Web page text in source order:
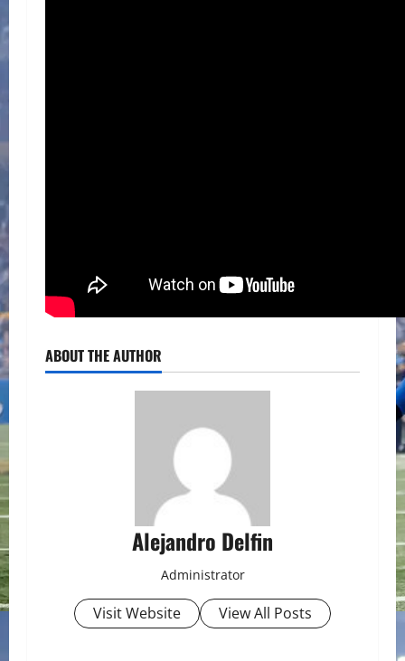
ABOUT THE AUTHOR
Alejandro Delfin
Administrator
Visit Website View All Posts